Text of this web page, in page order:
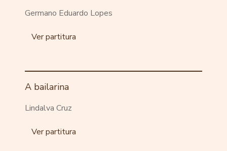
Germano Eduardo Lopes
Ver partitura
A bailarina
Lindalva Cruz
Ver partitura